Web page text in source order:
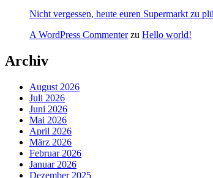
Nicht vergessen, heute euren Supermarkt zu
A WordPress Commenterzu Hello world!
Archiv
August 2026
Juli 2026
Juni 2026
Mai 2026
April 2026
März 2026
Februar 2026
Januar 2026
Dezember 2025